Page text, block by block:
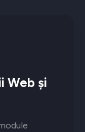
Web și